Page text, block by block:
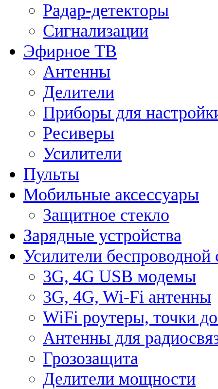
Радар-детекторы
Сигнализации
Эфирное ТВ
Антенны
Делители
Приборы для
Ресиверы
Усилители
Пульты
Мобильные аксессуары
Защитное стекло
Зарядные устройства
Усилители беспроводной
3G, 4G USB модемы
3G, 4G, Wi-Fi антенны
WiFi роутеры, точки
Антенны для
Грозозащита
Делители мощности